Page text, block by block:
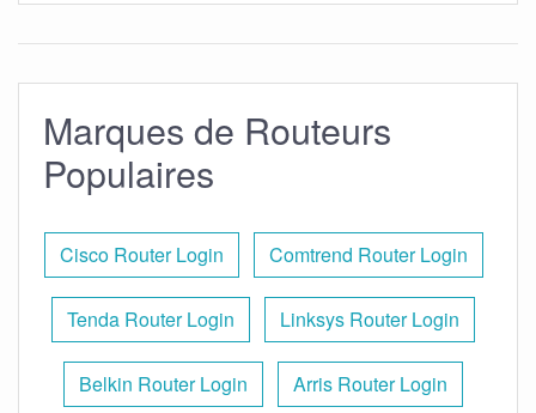
Marques de Routeurs
Populaires
Cisco Router Login Comtrend Router Login
Tenda Router Login Linksys Router Login
Belkin Router Login Arris Router Login